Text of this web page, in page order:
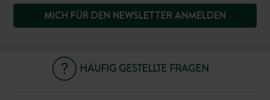
MICH FÜR DEN NEWSLETTER ANMELDEN
HÄUFIG GESTELLTE FRAGEN